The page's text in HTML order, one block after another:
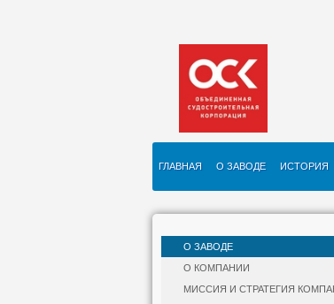
ГЛАВНАЯ О ЗАВОДЕ ИСТОРИЯ
О ЗАВОДЕ
О КОМПАНИИ
МИССИЯ И СТРАТЕГИЯ